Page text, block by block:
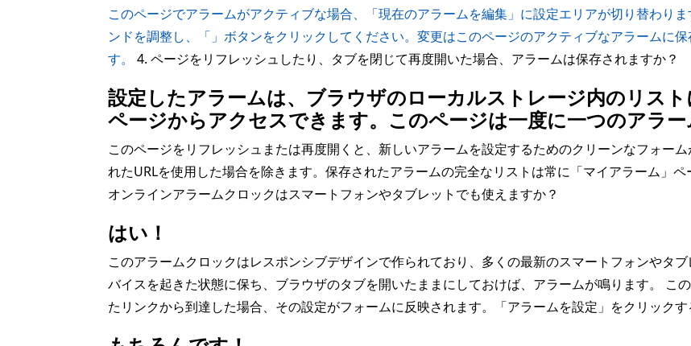
このページでアラームがアクティブな場合、「現在のアラームを編集」に設定エリアが切り替わり
ンドを調整し、「」ボタンをクリックしてください。変更はこのページのアクティブなアラームに
す。
4. ページをリフレッシュしたり、タブを閉じて再度開いた場合、アラームは保存されますか？
設定したアラームは、ブラウザのローカルストレージ内のリスト
ページからアクセスできます。このページは一度に一つのアラー
このページをリフレッシュまたは再度開くと、新しいアラームを設定するためのクリーンなフォー
れたURLを使用した場合を除きます。保存されたアラームの完全なリストは常に「マイアラーム」ペ
オンラインアラームクロックはスマートフォンやタブレットでも使えますか？
はい！
このアラームクロックはレスポンシブデザインで作られており、多くの最新のスマートフォンやタ
バイスを起きた状態に保ち、ブラウザのタブを開いたままにしておけば、アラームが鳴ります。 こ
たリンクから到達した場合、その設定がフォームに反映されます。「アラームを設定」をクリック